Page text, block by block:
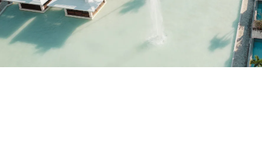
Approfitta dei vantaggi di fare parte di